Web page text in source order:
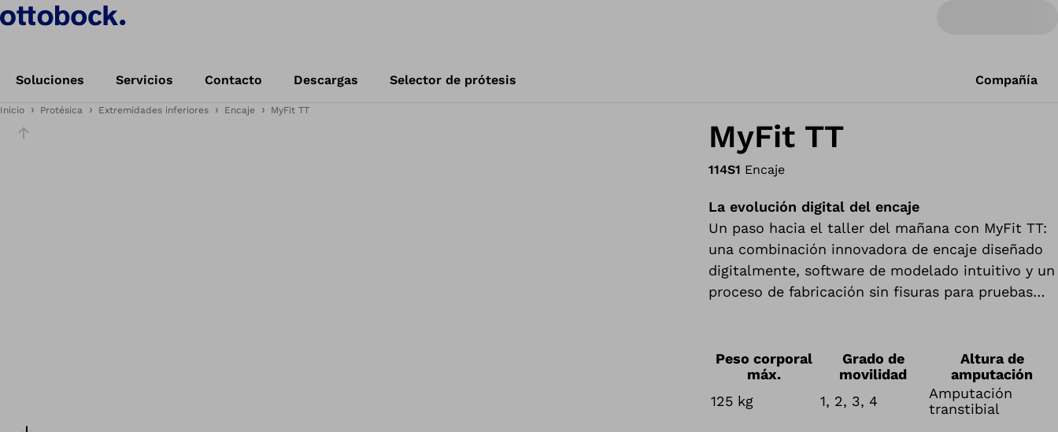
Soluciones Servicios Contacto Descargas Selector de prótesis Compañía
Inicio Protésica Extremidades inferiores Encaje MyFit TT
MyFit TT
114S1 Encaje
La evolución digital del encaje
Un paso hacia el taller del mañana con MyFit TT:
una combinación innovadora de encaje diseñado
digitalmente, software de modelado intuitivo y un
proceso de fabricación sin fisuras para pruebas
Peso corporal
máx.
Grado de
movilidad
Altura de
amputación
125 kg
1, 2, 3, 4
Amputación
transtibial